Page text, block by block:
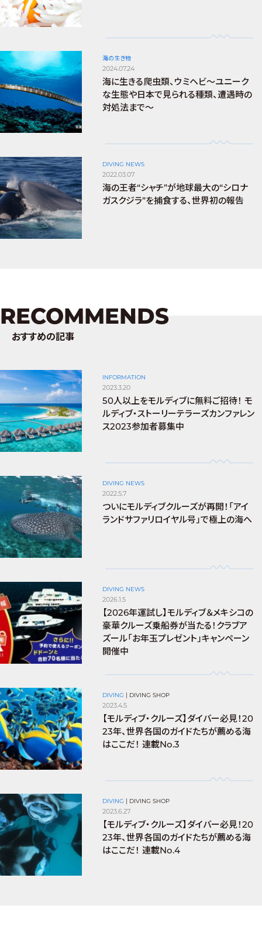
海の生き物
2024.07.24
海に生きる爬虫類、ウミヘビ～ユニーク
な生態や日本で見られる種類、遭遇時の
対処法まで～
DIVING NEWS
2022.03.07
海の王者“シャチ”が地球最大の“シロナ
ガスクジラ”を捕食する、世界初の報告
RECOMMENDS
おすすめの記事
INFORMATION
2023.3.20
50人以上をモルディブに無料ご招待！ モ
ルディブ・ストーリーテラーズカンファレン
ス2023参加者募集中
DIVING NEWS
2022.5.7
ついにモルディブクルーズが再開！「アイ
ランドサファリロイヤル号」で極上の海へ
DIVING NEWS
2026.1.5
【2026年運試し】モルディブ＆メキシコの
豪華クルーズ乗船券が当たる！クラブア
ズール「お年玉プレゼント」キャンペーン
開催中
DIVING | DIVING SHOP
2023.4.5
【モルディブ・クルーズ】ダイバー必見！20
23年、世界各国のガイドたちが薦める海
はここだ！ 連載No.3
DIVING | DIVING SHOP
2023.6.27
【モルディブ・クルーズ】ダイバー必見！20
23年、世界各国のガイドたちが薦める海
はここだ！ 連載No.4